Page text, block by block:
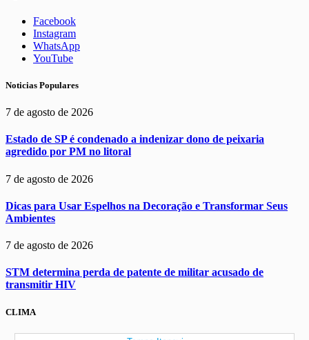
Facebook
Instagram
WhatsApp
YouTube
Noticias Populares
7 de agosto de 2026
Estado de SP é condenado a indenizar dono de peixaria
agredido por PM no litoral
7 de agosto de 2026
Dicas para Usar Espelhos na Decoração e Transformar Seus
Ambientes
7 de agosto de 2026
STM determina perda de patente de militar acusado de
transmitir HIV
CLIMA